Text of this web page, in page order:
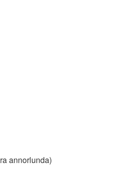
annorlunda)